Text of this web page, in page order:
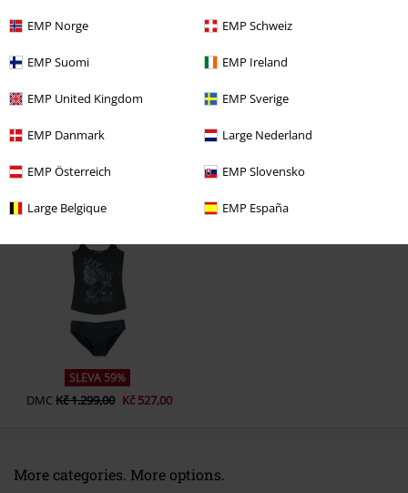
EMP Norge EMP Schweiz
EMP Suomi EMP Ireland
EMP United Kingdom EMP Sverige
EMP Danmark Large Nederland
EMP Österreich EMP Slovensko
Large Belgique EMP España
SLEVA 59%
DMCKč 1.299,00 Kč 527,00
More categories. More options.